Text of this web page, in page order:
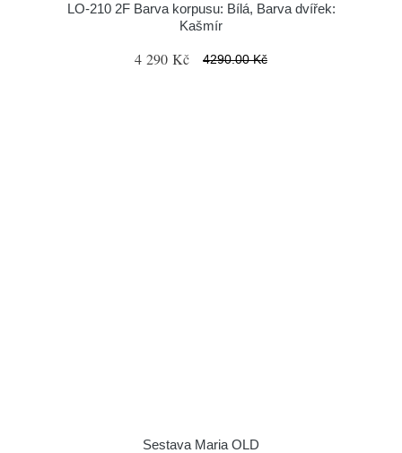
LO-210 2F Barva korpusu: Bílá, Barva dvířek:
Kašmír
4 290 Kč 4290.00 Kč
Sestava Maria OLD